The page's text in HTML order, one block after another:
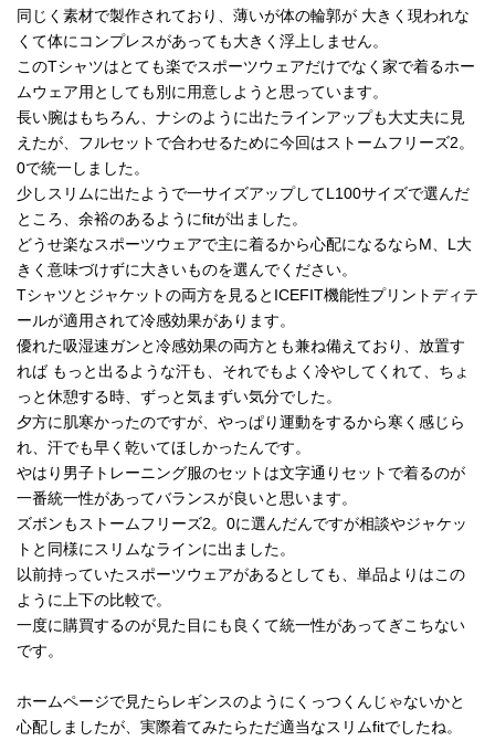
同じく素材で製作されており、薄いが体の輪郭が 大きく現われな
くて体にコンプレスがあっても大きく浮上しません。
このTシャツはとても楽でスポーツウェアだけでなく家で着るホー
ムウェア用としても別に用意しようと思っています。
長い腕はもちろん、ナシのように出たラインアップも大丈夫に見
えたが、フルセットで合わせるために今回はストームフリーズ2。
0で統一しました。
少しスリムに出たようで一サイズアップしてL100サイズで選んだ
ところ、余裕のあるようにfitが出ました。
どうせ楽なスポーツウェアで主に着るから心配になるならM、L大
きく意味づけずに大きいものを選んでください。
Tシャツとジャケットの両方を見るとICEFIT機能性プリントディテ
ールが適用されて冷感効果があります。
優れた吸湿速ガンと冷感効果の両方とも兼ね備えており、放置す
れば もっと出るような汗も、それでもよく冷やしてくれて、ちょ
っと休憩する時、ずっと気まずい気分でした。
夕方に肌寒かったのですが、やっぱり運動をするから寒く感じら
れ、汗でも早く乾いてほしかったんです。
やはり男子トレーニング服のセットは文字通りセットで着るのが
一番統一性があってバランスが良いと思います。
ズボンもストームフリーズ2。0に選んだんですが相談やジャケッ
トと同様にスリムなラインに出ました。
以前持っていたスポーツウェアがあるとしても、単品よりはこの
ように上下の比較で。
一度に購買するのが見た目にも良くて統一性があってぎこちない
です。
ホームページで見たらレギンスのようにくっつくんじゃないかと
心配しましたが、実際着てみたらただ適当なスリムfitでしたね。